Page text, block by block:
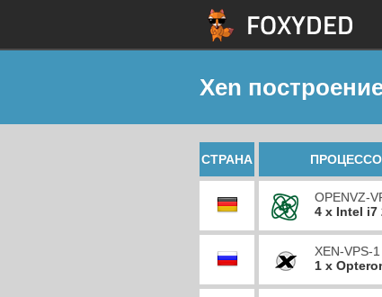
Xen
СТРАНА
OPENVZ-
4 x Intel i7
XEN-VPS-
1 x